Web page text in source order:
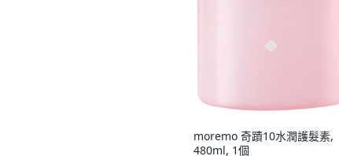
moremo 奇蹟10水潤護髮素,
480ml, 1個